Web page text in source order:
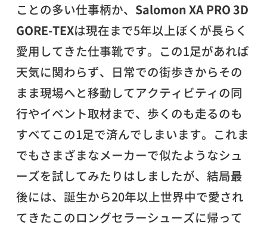
ことの多い仕事柄か、 Salomon XA PRO 3D
GORE-TEXは現在まで5年以上ぼくが長らく
愛用してきた仕事靴です。この1足があれば
天気に関わらず、日常での街歩きからその
まま現場へと移動してアクティビティの同
行やイベント取材まで、歩くのも走るのも
すべてこの1足で済んでしまいます。これま
でもさまざまなメーカーで似たようなシュ
ーズを試してみたりはしましたが、結局最
後には、誕生から20年以上世界中で愛され
てきたこのロングセラーシューズに帰って